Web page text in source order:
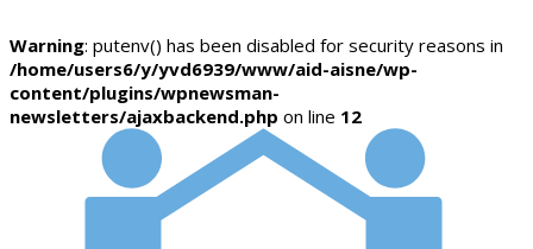
Warning: putenv() has been disabled for security reasons in
/home/users6/y/yvd6939/www/aid-aisne/wp-
content/plugins/wpnewsman-
newsletters/ajaxbackend.php on line 12